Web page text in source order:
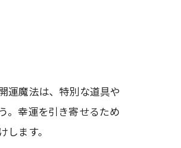
運魔法は、特別な道具や
。幸運を引き寄せるため
ます。